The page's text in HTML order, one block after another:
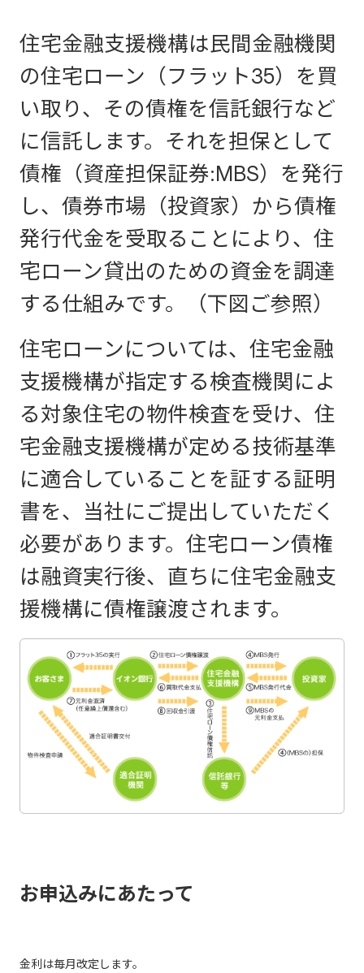
住宅金融支援機構は民間金融機関
の住宅ローン（フラット35）を買
い取り、その債権を信託銀行など
に信託します。それを担保として
債権（資産担保証券:MBS）を発行
し、債券市場（投資家）から債権
発行代金を受取ることにより、住
宅ローン貸出のための資金を調達
する仕組みです。（下図ご参照）
住宅ローンについては、住宅金融
支援機構が指定する検査機関によ
る対象住宅の物件検査を受け、住
宅金融支援機構が定める技術基準
に適合していることを証する証明
書を、当社にご提出していただく
必要があります。住宅ローン債権
は融資実行後、直ちに住宅金融支
援機構に債権譲渡されます。
お申込みにあたって
金利は毎月改定します。